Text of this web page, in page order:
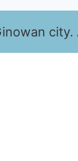
city.